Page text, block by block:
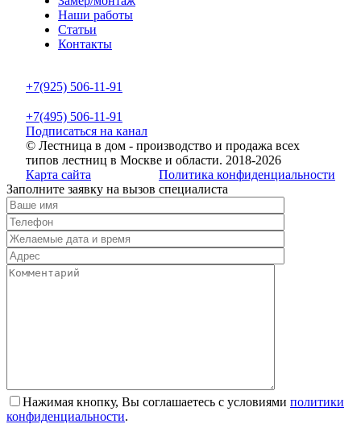
Наши работы
Статьи
Контакты
+7(925) 506-11-91
+7(495) 506-11-91
Подпиcаться на канал
© Лестница в дом - производство и продажа всех
типов лестниц в Москве и области. 2018-2026
Карта сайта
Политика конфиденциальности
Заполните заявку на вызов специалиста
Нажимая кнопку, Вы соглашаетесь с условиями политики
конфиденциальности.